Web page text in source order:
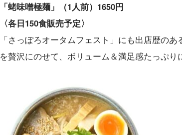
「蛯味噌極麺」（1人前）1650円
〈各日150食販売予定〉
「さっぽろオータムフェスト」にも出店歴の
を贅沢にのせて、ボリューム＆満足感たっぷり